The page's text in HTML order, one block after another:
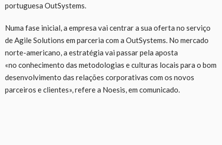
portuguesa OutSystems.
Numa fase inicial, a empresa vai centrar a sua oferta no serviço
de Agile Solutions em parceria com a OutSystems. No mercado
norte-americano, a estratégia vai passar pela aposta
«no conhecimento das metodologias e culturas locais para o bom
desenvolvimento das relações corporativas com os novos
parceiros e clientes», refere a Noesis, em comunicado.